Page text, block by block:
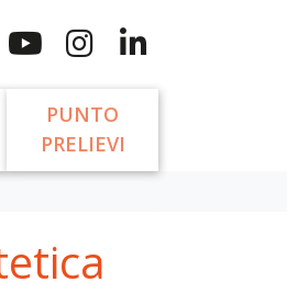
PUNTO
PRELIEVI